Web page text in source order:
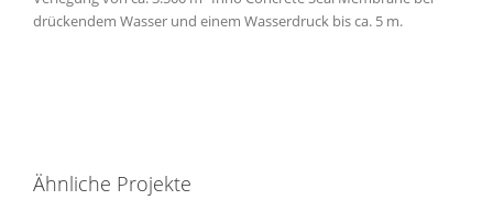
drückendem Wasser und einem Wasserdruck bis ca. 5 m.
Ähnliche Projekte